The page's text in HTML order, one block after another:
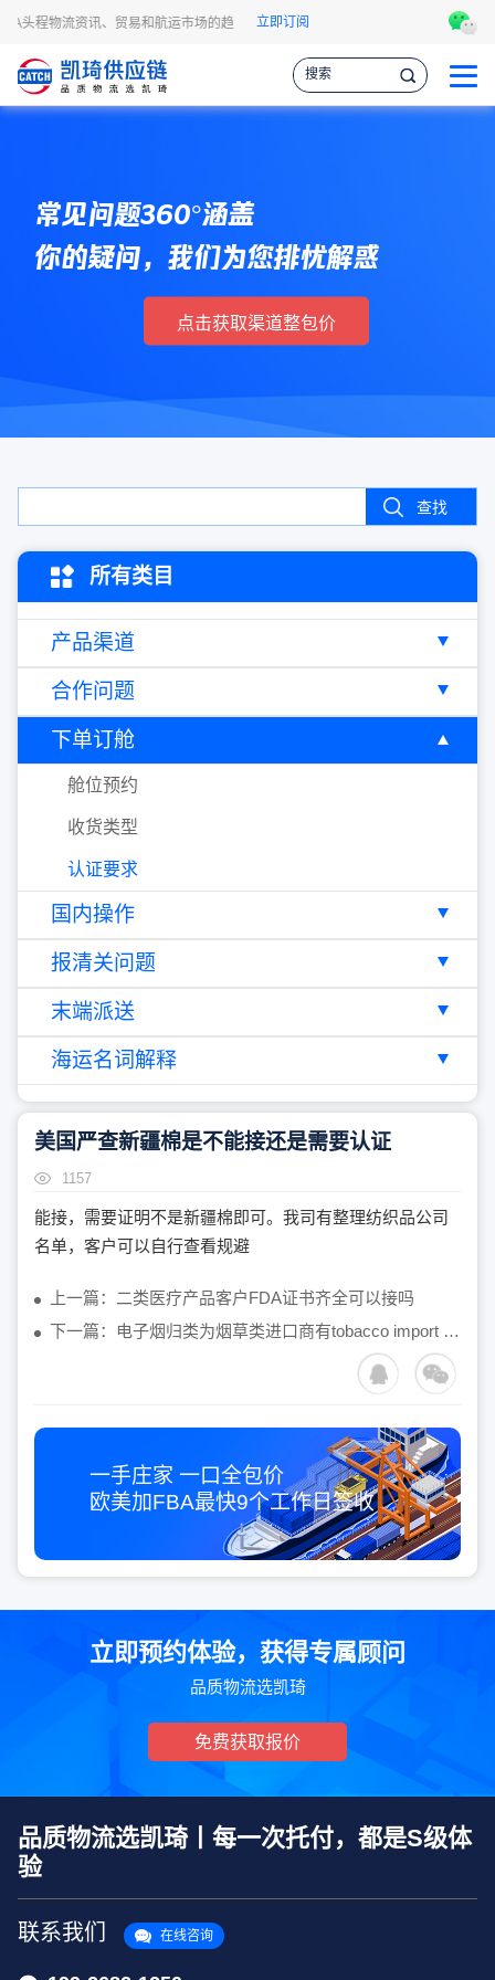
头程物流资讯、贸易和航运市场的趋势和最新事件，让您掌握各种情报，作出更
立即订阅
常见问题360°涵盖
你的疑问，我们为您排忧解惑
点击获取渠道整包价
查找
所有类目
产品渠道
合作问题
下单订舱
舱位预约
收货类型
认证要求
国内操作
报清关问题
末端派送
海运名词解释
美国严查新疆棉是不能接还是需要认证
1157
能接，需要证明不是新疆棉即可。我司有整理纺织品公司
名单，客户可以自行查看规避
上一篇：二类医疗产品客户FDA证书齐全可以接吗
下一篇：电子烟归类为烟草类进口商有tobacco import permit能出吗
一手庄家 一口全包价
欧美加FBA最快9个工作日签收
立即预约体验，获得专属顾问
品质物流选凯琦
免费获取报价
品质物流选凯琦丨每一次托付，都是S级体
验
联系我们 在线咨询